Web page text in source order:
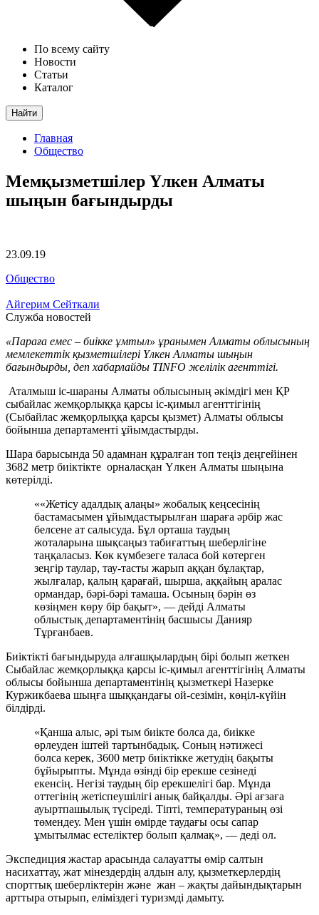
По всему сайту
Новости
Статьи
Каталог
Найти
Главная
Общество
Мемқызметшілер Үлкен Алматы
шыңын бағындырды
23.09.19
Общество
Айгерим Сейткали
Служба новостей
«Параға емес – биікке ұмтыл» ұранымен Алматы облысының
мемлекеттік қызметшілері Үлкен Алматы шыңын
бағындырды, деп хабарлайды TINFO желілік агенттігі.
Аталмыш іс-шараны Алматы облысының әкімдігі мен ҚР
сыбайлас жемқорлыққа қарсы іс-қимыл агенттігінің
(Сыбайлас жемқорлыққа қарсы қызмет) Алматы облысы
бойынша департаменті ұйымдастырды.
Шара барысында 50 адамнан құралған топ теңіз деңгейінен
3682 метр биіктікте орналасқан Үлкен Алматы шыңына
көтерілді.
««Жетісу адалдық алаңы» жобалық кеңсесінің
бастамасымен ұйымдастырылған шараға әрбір жас
белсене ат салысуда. Бұл орташа таудың
жоталарына шықсаңыз табиғаттың шеберлігіне
таңқаласыз. Көк күмбезеге таласа бой көтерген
зеңгір таулар, тау-тасты жарып аққан бұлақтар,
жылғалар, қалың қарағай, шырша, аққайың аралас
ормандар, бәрі-бәрі тамаша. Осының бәрін өз
көзіңмен көру бір бақыт», — дейді Алматы
облыстық департаментінің басшысы Данияр
Тұрғанбаев.
Биіктікті бағындыруда алғашқылардың бірі болып жеткен
Сыбайлас жемқорлыққа қарсы іс-қимыл агенттігінің Алматы
облысы бойынша департаментінің қызметкері Назерке
Куржикбаева шыңға шыққандағы ой-сезімін, көңіл-күйін
білдірді.
«Қанша алыс, әрі тым биікте болса да, биікке
өрлеуден іштей тартынбадық. Соның нәтижесі
болса керек, 3600 метр биіктікке жетудің бақыты
бұйырыпты. Мұнда өзінді бір ерекше сезінеді
екенсің. Негізі таудың бір ерекшелігі бар. Мұнда
оттегінің жетіспеушілігі анық байқалды. Әрі ағзаға
ауыртпашылық түсіреді. Тіпті, температураның өзі
төмендеу. Мен үшін өмірде таудағы осы сапар
ұмытылмас естеліктер болып қалмақ», — деді ол.
Экспедиция жастар арасында салауатты өмір салтын
насихаттау, жат мінездердің алдын алу, қызметкерлердің
спорттық шеберліктерін және жан – жақты дайындықтарын
арттыра отырып, еліміздегі туризмді дамыту.